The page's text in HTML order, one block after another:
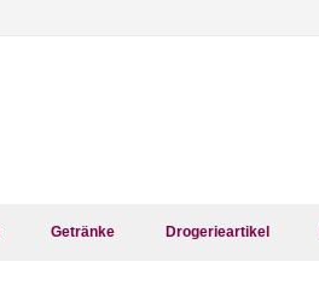
Getränke Drogerieartikel